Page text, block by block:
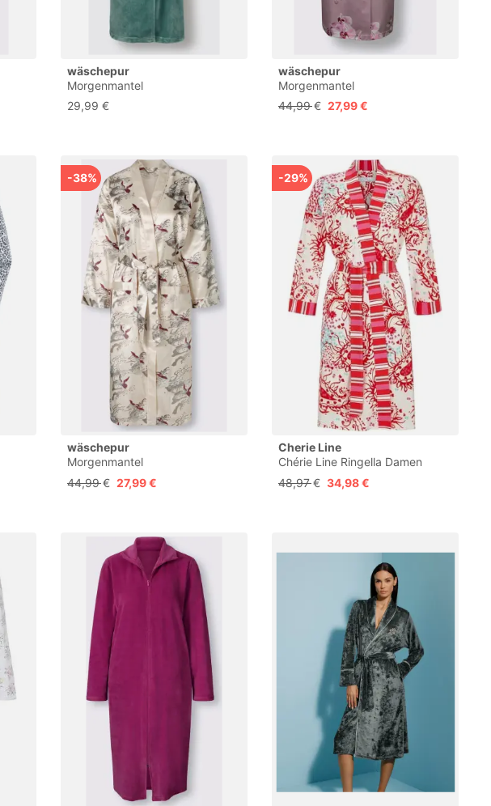
wäschepur
Morgenmantel
29,99 €
wäschepur
Morgenmantel
44,99 € 27,99 €
-38%
wäschepur
Morgenmantel
44,99 € 27,99 €
-29%
Cherie Line
Chérie Line Ringella Damen
Kimonomantel mit Bindegürtel,
Langarm, Bademantel im
maschinenwaschbar
48,97 € 34,98 €